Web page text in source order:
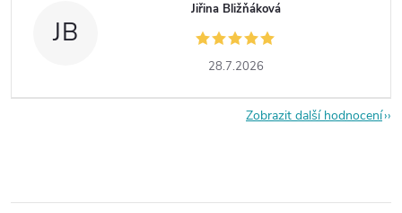
JB
Jiřina Bližňáková
28.7.2026
Zobrazit další hodnocení